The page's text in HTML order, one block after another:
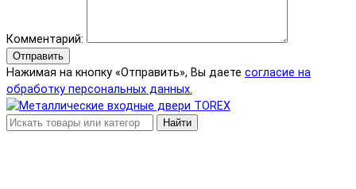
Комментарий:
Отправить
Нажимая на кнопку «Отправить», Вы даете согласие на
обработку персональных данных.
Найти